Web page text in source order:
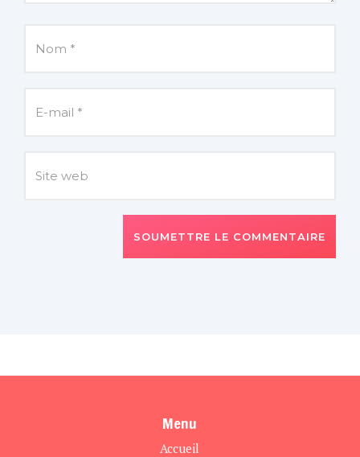
SOUMETTRE LE COMMENTAIRE
Menu
Accueil